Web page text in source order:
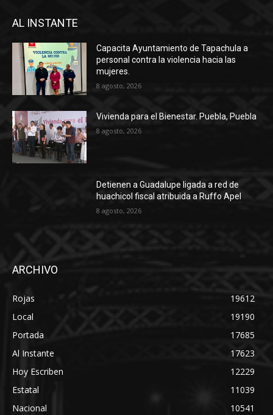
AL INSTANTE
Capacita Ayuntamiento de Tapachula a
personal contra la violencia hacia las
mujeres.
8 agosto, 2026
Vivienda para el Bienestar. Puebla, Puebla
8 agosto, 2026
Detienen a Guadalupe ligada a red de
huachicol fiscal atribuida a Ruffo Apel
8 agosto, 2026
ARCHIVO
Rojas
19612
Local
19190
Portada
17685
Al Instante
17623
Hoy Escriben
12229
Estatal
11039
Nacional
10541